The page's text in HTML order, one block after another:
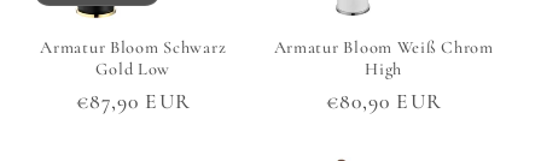
Armatur Bloom Schwarz
Gold Low
Normaler
€87,90 EUR
Armatur Bloom Weiß Chrom
High
Normaler
€80,90 EUR